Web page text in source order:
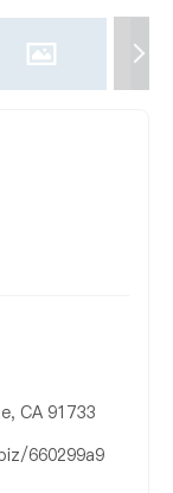
CA 91733
660299a9